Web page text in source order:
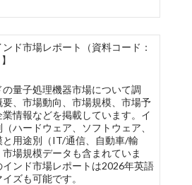
ンド市場レポート（資料コード：
量子処理機器市場について調
、市場動向、市場規模、市場予
情報などを掲載しています。イ
ハードウェア、ソフトウェア、
用途別（IT/通信、自動車/輸
場規模データも含まれていま
ンド市場レポートは2026年英語
ズも可能です。